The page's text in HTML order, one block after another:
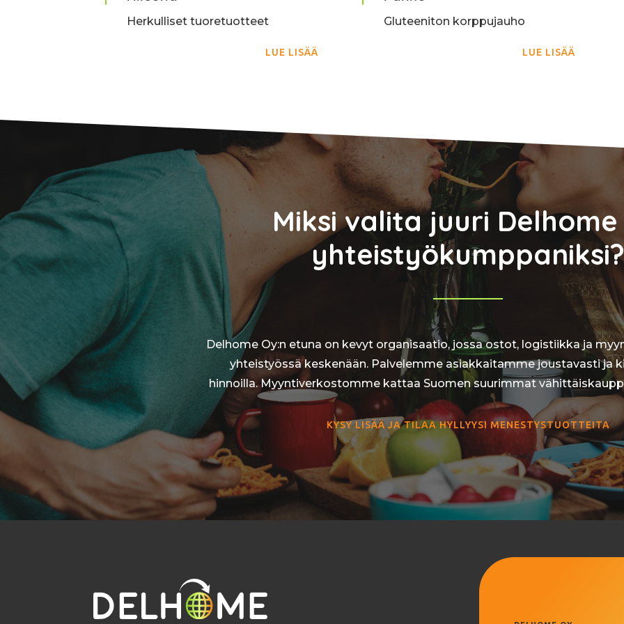
Herkulliset tuoretuotteet
LUE LISÄÄ
Gluteeniton korppujauho
LUE LISÄÄ
Miksi valita juuri
yhteistyökumppaniksi?
Delhome Oy:n etuna on kevyt organisaatio, jossa ostot, logistiikka ja
yhteistyössä keskenään. Palvelemme asiakkaitamme joustavasti ja
hinnoilla. Myyntiverkostomme kattaa Suomen suurimmat
KYSY LISÄÄ JA TILAA HYLLYYSI MENESTYSTUOTTEITA